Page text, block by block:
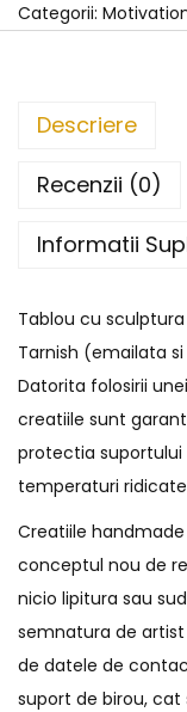
Categorii:
Descriere
Recenzii (0)
Informatii
Tablou cu
Tarnish (emailata
Datorita folosirii
creatiile sunt
protectia
temperaturi
Creatiile
conceptul nou de
nicio lipitura sau
semnatura de
de datele de
suport de birou,